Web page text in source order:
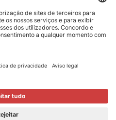
Legal Notice